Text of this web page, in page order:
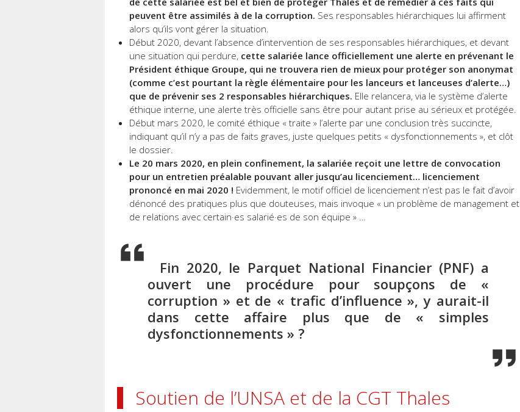
peuvent être assimilés à de la corruption. Ses responsables hiérarchiques lui affirment
alors qu’ils vont gérer la situation.
Début 2020, devant l’absence d’intervention de ses responsables hiérarchiques, et devant
une situation qui perdure, cette salariée lance officiellement une alerte en prévenant le
Président éthique Groupe, qui ne trouvera rien de mieux pour protéger son anonymat
(comme c’est pourtant la règle élémentaire pour les lanceurs et lanceuses d’alerte…)
que de prévenir ses 2 responsables hiérarchiques. Elle relancera, via le système d’alerte
éthique interne, une alerte très officielle sans être pour autant prise au sérieux et protégée.
Début mars 2020, le comité éthique « traite » l’alerte par une conclusion très succincte,
indiquant qu’il n’y a pas de faits graves, juste quelques petits « dysfonctionnements », et clôt
le dossier.
Le 20 mars 2020, en plein confinement, la salariée reçoit une lettre de convocation
pour un entretien préalable pouvant aller jusqu’au licenciement… licenciement
prononcé en mai 2020 ! Evidemment, le motif officiel de licenciement n’est pas le fait d’avoir
dénoncé des pratiques plus que douteuses, mais invoque « un problème de management et
de relations avec certain·es salarié·es de son équipe » …
Fin 2020, le Parquet National Financier (PNF) a
ouvert une procédure pour soupçons de «
corruption » et de « trafic d’influence », y aurait-il
dans cette affaire plus que de « simples
dysfonctionnements » ?
Soutien de l’UNSA et de la CGT Thales